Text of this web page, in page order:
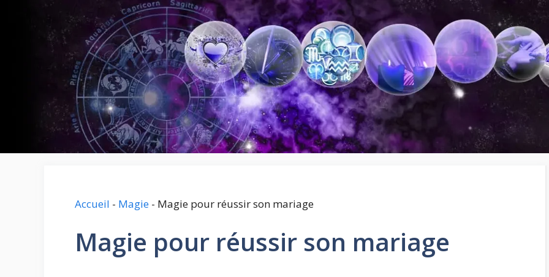
Accueil - Magie - Magie pour réussir son mariage
Magie pour réussir son mariage